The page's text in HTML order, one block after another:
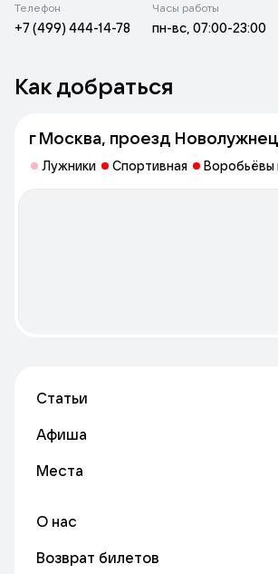
главных особенностей является
потолок с оптическим эффектом,
делая его уникальным и привлекательным
соревнований: от залов для
залов до бассейнов, саун и медико-
центров.
Телефон
+7 (499) 444-14-78
Часы работы
пн-вс, 07:00-23:00
Как добраться
г Москва, проезд
Лужники Спортивная Воробьёвы
Статьи
Афиша
Места
О нас
Возврат билетов